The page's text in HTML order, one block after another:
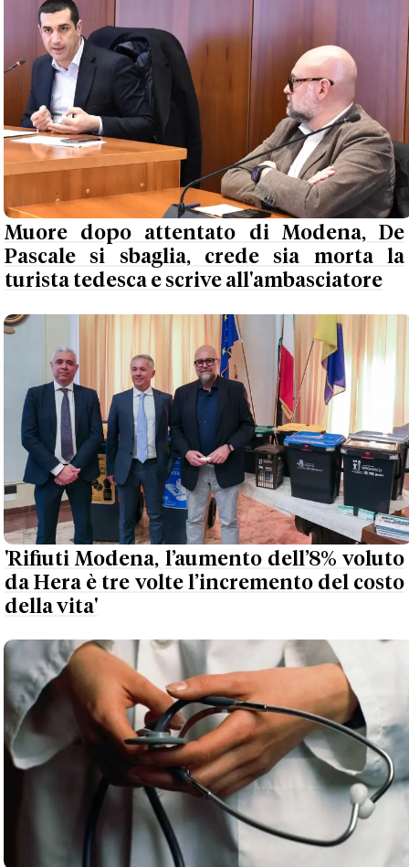
Muore dopo attentato di Modena, De
Pascale si sbaglia, crede sia morta la
turista tedesca e scrive all'ambasciatore
'Rifiuti Modena, l’aumento dell’8% voluto
da Hera è tre volte l’incremento del costo
della vita'